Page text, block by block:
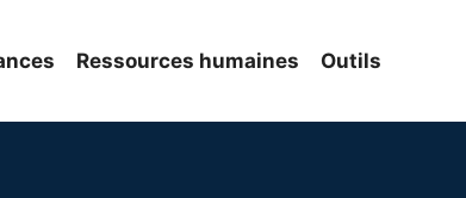
Ressources humaines Outils